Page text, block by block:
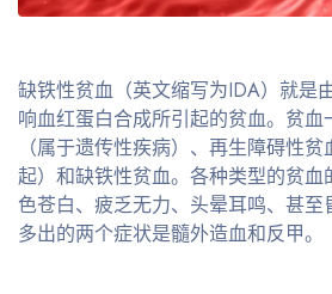
缺铁性贫血（英文缩写为IDA）就是
响血红蛋白合成所引起的贫血。贫
（属于遗传性疾病）、再生障碍性
起）和缺铁性贫血。各种类型的贫血
色苍白、疲乏无力、头晕耳鸣、甚
多出的两个症状是髓外造血和反甲。